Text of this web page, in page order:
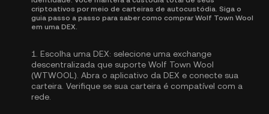
criptoativos por meio de carteiras de autocustódia. Siga o
guia passo a passo para saber como comprar Wolf Town Wool
em uma DEX.
1. Escolha uma DEX: selecione uma exchange
descentralizada que suporte Wolf Town Wool
(WTWOOL). Abra o aplicativo da DEX e conecte sua
carteira. Verifique se sua carteira é compatível com a
rede.